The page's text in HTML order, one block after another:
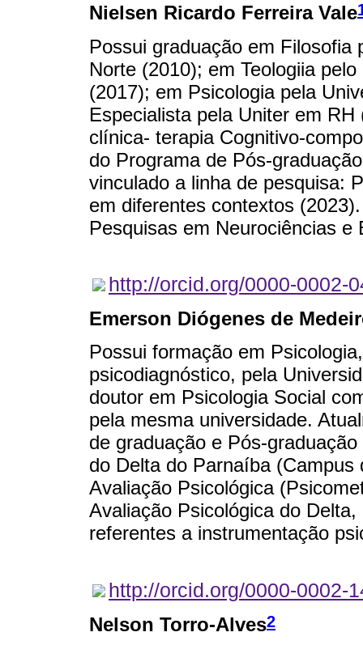
Nielsen Ricardo Ferreira Vale
Possui graduação em Filosofia
Norte (2010); em Teologiia
(2017); em Psicologia pela
Especialista pela Uniter em
clínica- terapia Cognitivo-
do Programa de Pós-
vinculado a linha de pesquisa:
em diferentes contextos
Pesquisas em Neurociências
http://orcid.org/0000-0002-
Emerson Diógenes de
Possui formação em
psicodiagnóstico, pela
doutor em Psicologia Social
pela mesma universidade.
de graduação e Pós-
do Delta do Parnaíba
Avaliação Psicológica
Avaliação Psicológica do
referentes a instrumentação
http://orcid.org/0000-0002-
Nelson Torro-Alves2